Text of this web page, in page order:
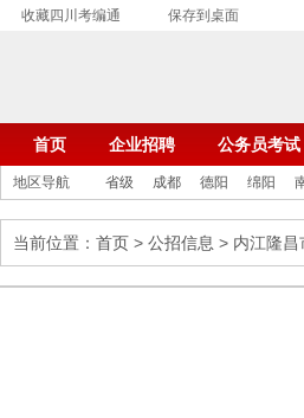
收藏四川考编通 保存到桌面
首页 企业招聘 公务员考试
地区导航 省级 成都 德阳 绵阳
当前位置： 首页 > 公招信息 > 内江隆昌